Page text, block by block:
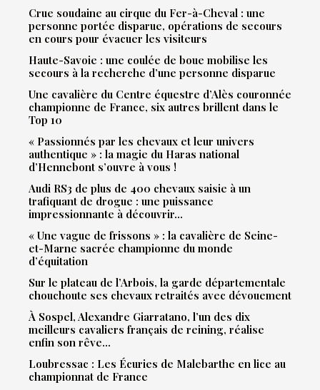
Crue soudaine au cirque du Fer-à-Cheval : une
personne portée disparue, opérations de secours
en cours pour évacuer les visiteurs
Haute-Savoie : une coulée de boue mobilise les
secours à la recherche d’une personne disparue
Une cavalière du Centre équestre d’Alès couronnée
championne de France, six autres brillent dans le
Top 10
« Passionnés par les chevaux et leur univers
authentique » : la magie du Haras national
d’Hennebont s’ouvre à vous !
Audi RS3 de plus de 400 chevaux saisie à un
trafiquant de drogue : une puissance
impressionnante à découvrir…
« Une vague de frissons » : la cavalière de Seine-
et-Marne sacrée championne du monde
d’équitation
Sur le plateau de l’Arbois, la garde départementale
chouchoute ses chevaux retraités avec dévouement
À Sospel, Alexandre Giarratano, l’un des dix
meilleurs cavaliers français de reining, réalise
enfin son rêve…
Loubressac : Les Écuries de Malebarthe en lice au
championnat de France